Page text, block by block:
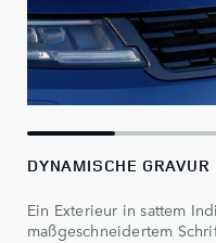
DYNAMISCHE GRAVUR
Ein Exterieur in sattem
maßgeschneidertem